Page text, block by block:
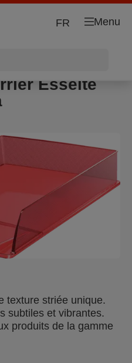
Menu
FR
Esselte
texture striée unique.
subtiles et vibrantes.
produits de la gamme